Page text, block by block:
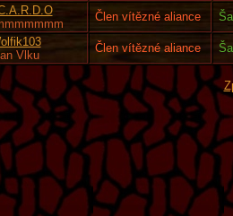
Člen vítězné aliance
Vlku
Člen vítězné aliance